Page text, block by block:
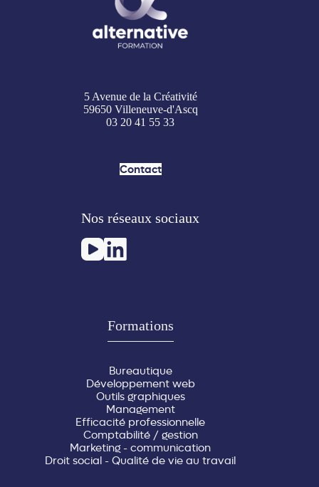
5 Avenue de la Créativité
59650 Villeneuve-d'Ascq
03 20 41 55 33
Contact
Nos réseaux sociaux
Formations
Bureautique
Développement web
Outils graphiques
Management
Efficacité professionnelle
Comptabilité / gestion
Marketing - communication
Droit social - Qualité de vie au travail